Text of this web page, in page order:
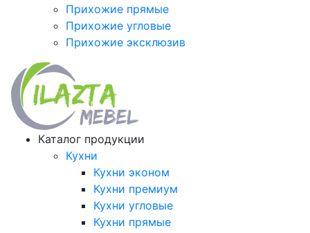
Прихожие прямые
Прихожие угловые
Прихожие эксклюзив
Каталог продукции
Кухни
Кухни эконом
Кухни премиум
Кухни угловые
Кухни прямые